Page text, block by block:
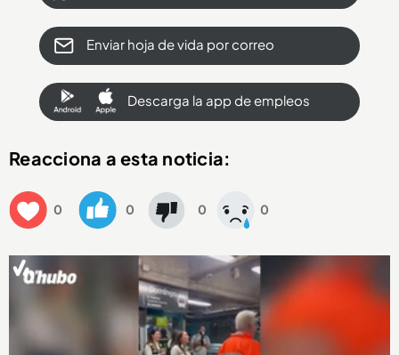
Enviar hoja de vida por correo
Descarga la app de empleos
Reacciona a esta noticia:
0 0 0 0